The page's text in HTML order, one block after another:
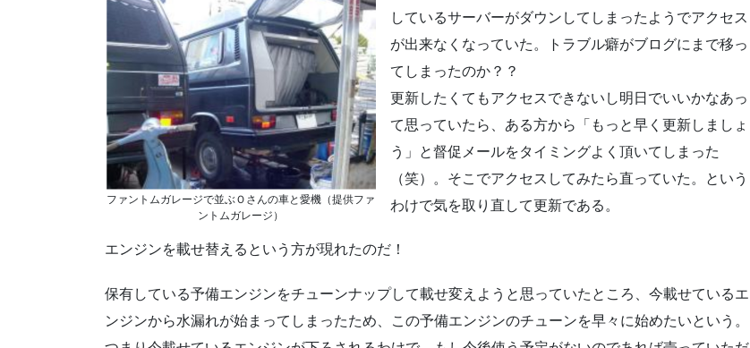
ファントムガレージで並ぶＯさんの車と愛機（提供ファ
ントムガレージ）
しているサーバーがダウンしてしまったようでアクセス
が出来なくなっていた。トラブル癖がブログにまで移っ
てしまったのか？？
更新したくてもアクセスできないし明日でいいかなあっ
て思っていたら、ある方から「もっと早く更新しましょ
う」と督促メールをタイミングよく頂いてしまった
（笑）。そこでアクセスしてみたら直っていた。という
わけで気を取り直して更新である。
エンジンを載せ替えるという方が現れたのだ！
保有している予備エンジンをチューンナップして載せ変えようと思っていたところ、今載せているエ
ンジンから水漏れが始まってしまったため、この予備エンジンのチューンを早々に始めたいという。